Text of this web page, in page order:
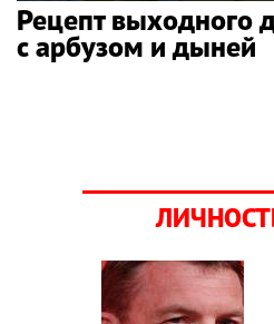
Рецепт выходного
с арбузом и дыней